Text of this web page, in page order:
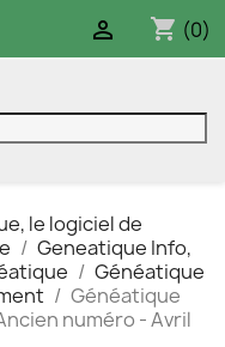
shopping_cart (0)

le logiciel de
Geneatique Info,
Généatique
Généatique
numéro - Avril